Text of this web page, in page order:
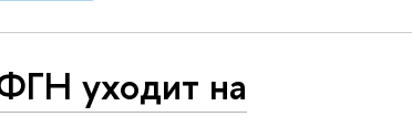
уходит на